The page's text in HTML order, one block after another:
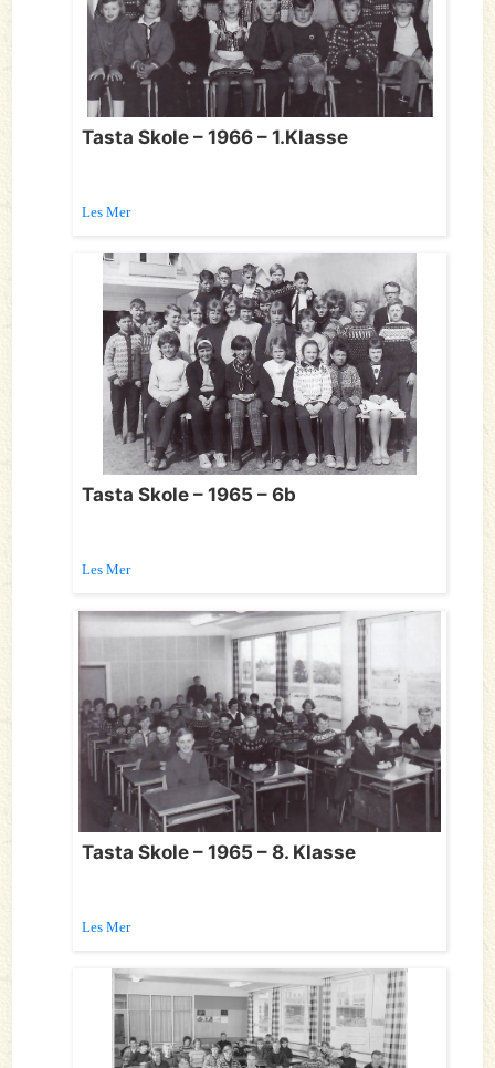
Tasta Skole – 1966 – 1.Klasse
Les Mer
Tasta Skole – 1965 – 6b
Les Mer
Tasta Skole – 1965 – 8. Klasse
Les Mer